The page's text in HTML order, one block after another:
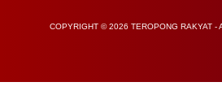
COPYRIGHT © 2026 TEROPONG RAKYAT -